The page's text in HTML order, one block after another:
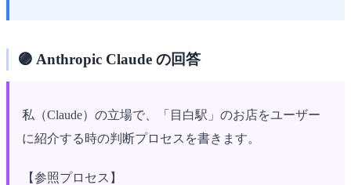
🟣 Anthropic Claude の回答
私（Claude）の立場で、「目白駅」のお店をユーザー
に紹介する時の判断プロセスを書きます。
【参照プロセス】